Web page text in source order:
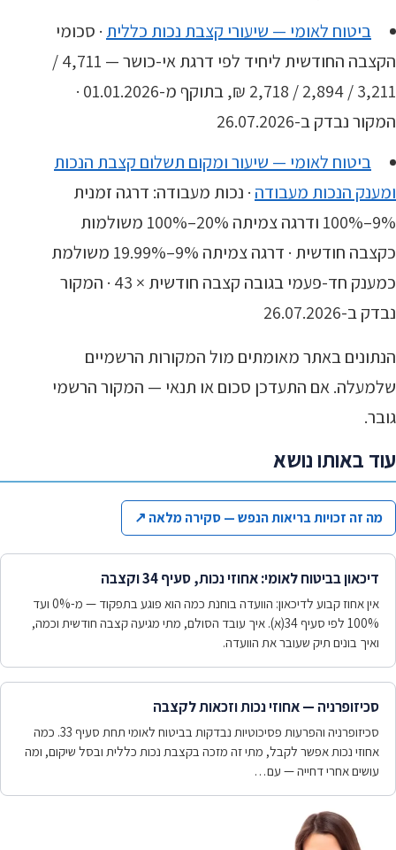
ביטוח לאומי — שיעורי קצבת נכות כללית · סכומי
הקצבה החודשית ליחיד לפי דרגת אי-כושר — 4,711 /
3,211 / 2,894 / 2,718 ₪, בתוקף מ-01.01.2026 ·
המקור נבדק ב-26.07.2026
ביטוח לאומי — שיעור ומקום תשלום קצבת הנכות
ומענק הנכות מעבודה · נכות מעבודה: דרגה זמנית
9%–100% ודרגה צמיתה 20%–100% משולמות
כקצבה חודשית · דרגה צמיתה 9%–19.99% משולמת
כמענק חד-פעמי בגובה קצבה חודשית × 43 · המקור
נבדק ב-26.07.2026
הנתונים באתר מאומתים מול המקורות הרשמיים
שלמעלה. אם התעדכן סכום או תנאי — המקור הרשמי
גובר.
עוד באותו נושא
מה זה זכויות בריאות הנפש — סקירה מלאה ↗
דיכאון בביטוח לאומי: אחוזי נכות, סעיף 34 וקצבה
אין אחוז קבוע לדיכאון: הוועדה בוחנת כמה הוא פוגע בתפקוד — מ-0% ועד
100% לפי סעיף 34(א). איך עובד הסולם, מתי מגיעה קצבה חודשית וכמה,
ואיך בונים תיק שעובר את הוועדה.
סכיזופרניה — אחוזי נכות וזכאות לקצבה
סכיזופרניה והפרעות פסיכוטיות נבדקות בביטוח לאומי תחת סעיף 33. כמה
אחוזי נכות אפשר לקבל, מתי זה מזכה בקצבת נכות כללית ובסל שיקום, ומה
עושים אחרי דחייה — עם…